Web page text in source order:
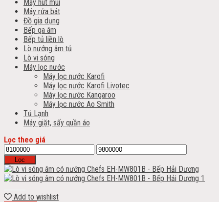
Máy hút mùi
Máy rửa bát
Đồ gia dụng
Bếp ga âm
Bếp tủ liền lò
Lò nướng âm tủ
Lò vi sóng
Máy lọc nước
Máy lọc nước Karofi
Máy lọc nước Karofi Livotec
Máy lọc nước Kangaroo
Máy lọc nước Ao Smith
Tủ Lạnh
Máy giặt, sấy quần áo
Lọc theo giá
Lọc
Add to wishlist